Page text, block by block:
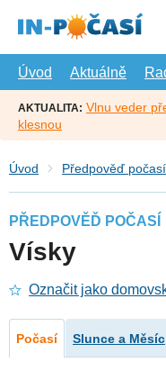
hlavní
Úvod
Aktuálně
AKTUALITA: Vlnu veder
klesnou
Úvod Předpověď počasí
PŘEDPOVĚĎ POČASÍ
Vísky
Označit jako
Počasí Slunce a Měsíc